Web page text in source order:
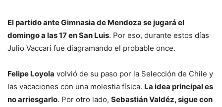
El partido ante Gimnasia de Mendoza se jugará el
domingo a las 17 en San Luis. Por eso, durante estos días
Julio Vaccari fue diagramando el probable once.
Felipe Loyola volvió de su paso por la Selección de Chile y
las vacaciones con una molestia física. La idea principal es
no arriesgarlo. Por otro lado, Sebastián Valdéz, sigue con